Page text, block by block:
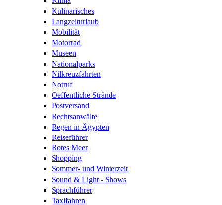
Kulinarisches
Langzeiturlaub
Mobilität
Motorrad
Museen
Nationalparks
Nilkreuzfahrten
Notruf
Oeffentliche Strände
Postversand
Rechtsanwälte
Regen in Ägypten
Reiseführer
Rotes Meer
Shopping
Sommer- und Winterzeit
Sound & Light - Shows
Sprachführer
Taxifahren